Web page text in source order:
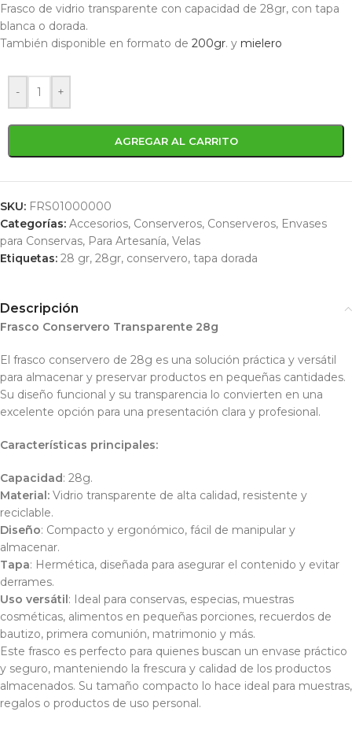
Frasco de vidrio transparente con capacidad de 28gr, con tapa
blanca o dorada.
También disponible en formato de 200gr. y mielero
- +
AGREGAR AL CARRITO
SKU: FRS01000000
Categorías: Accesorios, Conserveros, Conserveros, Envases
para Conservas, Para Artesanía, Velas
Etiquetas: 28 gr, 28gr, conservero, tapa dorada
Descripción
Frasco Conservero Transparente 28g
El frasco conservero de 28g es una solución práctica y versátil
para almacenar y preservar productos en pequeñas cantidades.
Su diseño funcional y su transparencia lo convierten en una
excelente opción para una presentación clara y profesional.
Características principales:
Capacidad: 28g.
Material: Vidrio transparente de alta calidad, resistente y
reciclable.
Diseño: Compacto y ergonómico, fácil de manipular y
almacenar.
Tapa: Hermética, diseñada para asegurar el contenido y evitar
derrames.
Uso versátil: Ideal para conservas, especias, muestras
cosméticas, alimentos en pequeñas porciones, recuerdos de
bautizo, primera comunión, matrimonio y más.
Este frasco es perfecto para quienes buscan un envase práctico
y seguro, manteniendo la frescura y calidad de los productos
almacenados. Su tamaño compacto lo hace ideal para muestras,
regalos o productos de uso personal.